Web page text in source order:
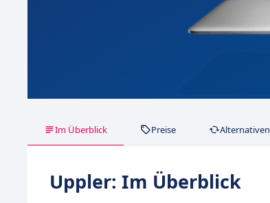
Im Überblick Preise Alternativen
Uppler: Im Überblick